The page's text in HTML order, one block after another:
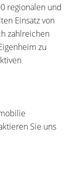
regionalen und
Einsatz von
zahlreichen
zu
Sie uns